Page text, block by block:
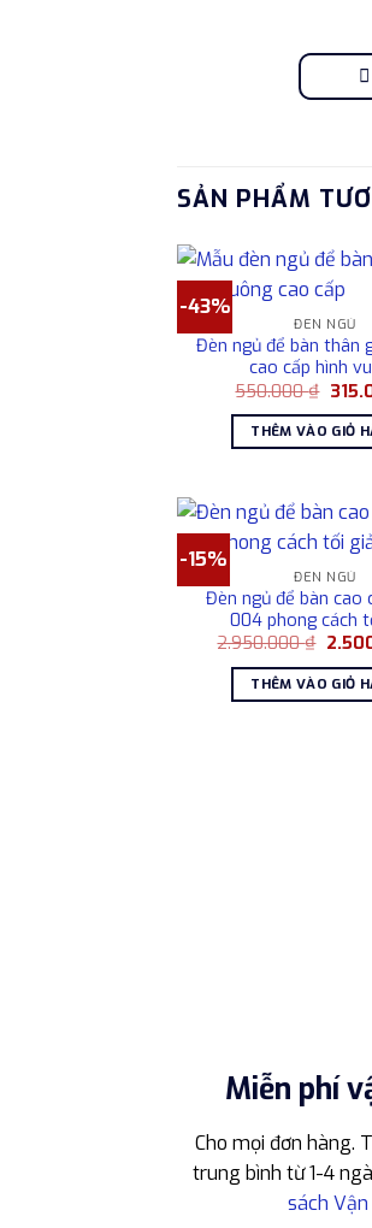
SẢN PHẨM
-43%
ĐÈN NGỦ
Đèn ngủ để bàn thân
cao cấp hình
550.000₫ Giá
là:
THÊM VÀO GIỎ
-15%
ĐÈN NGỦ
Đèn ngủ để bàn cao
004 phong cách
2.950.000₫ Giá
là:
THÊM VÀO GIỎ
Miễn phí
Cho mọi đơn hàng.
trung bình từ 1-4
sách